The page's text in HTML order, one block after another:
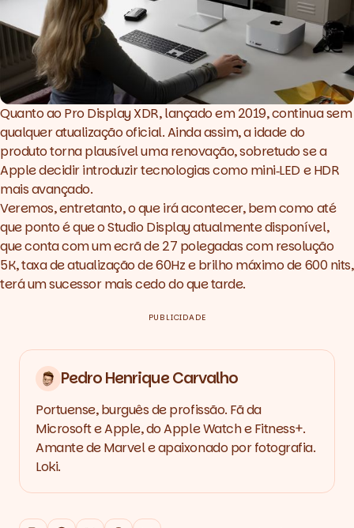
Quanto ao Pro Display XDR, lançado em 2019, continua sem
qualquer atualização oficial. Ainda assim, a idade do
produto torna plausível uma renovação, sobretudo se a
Apple decidir introduzir tecnologias como mini‑LED e HDR
mais avançado.
Veremos, entretanto, o que irá acontecer, bem como até
que ponto é que o Studio Display atualmente disponível,
que conta com um ecrã de 27 polegadas com resolução
5K, taxa de atualização de 60Hz e brilho máximo de 600 nits,
terá um sucessor mais cedo do que tarde.
PUBLICIDADE
Pedro Henrique Carvalho
Portuense, burguês de profissão. Fã da
Microsoft e Apple, do Apple Watch e Fitness+.
Amante de Marvel e apaixonado por fotografia.
Loki.